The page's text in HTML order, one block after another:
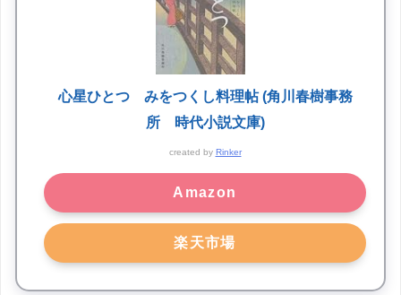
心星ひとつ みをつくし料理帖 (角川春樹事務
所 時代小説文庫)
created by Rinker
Amazon
楽天市場